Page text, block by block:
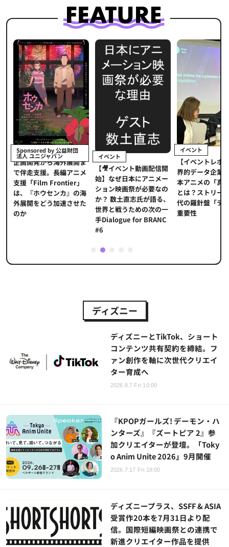
Sponsored by 公益財団
法人 ユニジャパン
企画開発から海外展開ま
で伴走支援。長編アニメ
支援「Film Frontier」
は、『ホウセンカ』の海
外展開をどう加速させた
のか
イベント
【🎥イベント動画配信開
始】なぜ日本にアニメー
ション映画祭が必要なの
か？ 数土直志氏が語る、
世界と戦うための次の一
手Dialogue for BRANC
#6
イベント
【イベントレポ
界的データ企業
本アニメの「真
とは？ストリー
代の羅針盤「デ
重要性
2
ディズニー
ディズニーとTikTok、ショート
コンテンツ共有契約を締結。フ
ァン創作を軸に次世代クリエイ
ター育成へ
2026.8.7 Fri 10:00
『KPOPガールズ! デーモン・ハ
ンターズ』『ズートピア 2』参
加クリエイターが登壇。「Toky
o Anim Unite 2026」9月開催
2026.7.17 Fri 18:00
ディズニープラス、SSFF & ASIA
受賞作20本を7月31日より配
信。国際短編映画祭との連携で
新進クリエイター作品を提供